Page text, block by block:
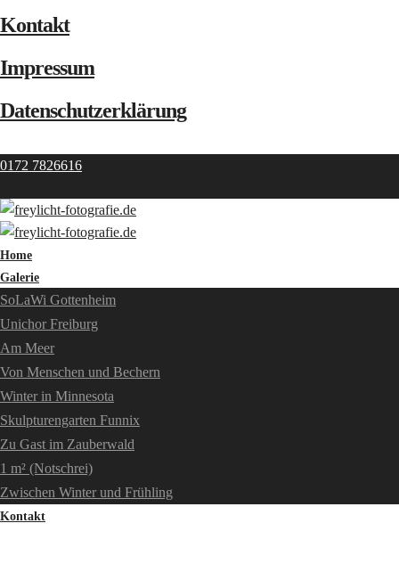
Kontakt
Impressum
Datenschutzerklärung
0172 7826616
Home
Galerie
SoLaWi Gottenheim
Unichor Freiburg
Am Meer
Von Menschen und Bechern
Winter in Minnesota
Skulpturengarten Funnix
Zu Gast im Zauberwald
1 m² (Notschrei)
Zwischen Winter und Frühling
Kontakt